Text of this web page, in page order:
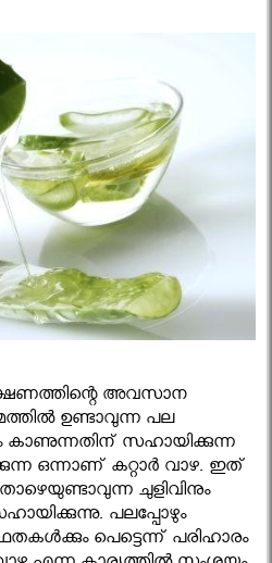
അവസാന
ഉണ്ടാവുന്ന പല
സഹായിക്കുന്ന
ഒന്നാണ് കറ്റാര്‍ വാഴ. ഇത്
ചുളിവിനും
പലപ്പോഴും
പെട്ടെന്ന് പരിഹാരം